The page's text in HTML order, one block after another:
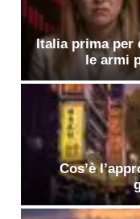
Italia prima per
le armi
Cos’è